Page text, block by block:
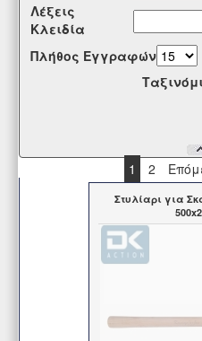
Λέξεις
Κλειδία
Πλήθος Εγγραφών
1 2
Στυλίαρι για